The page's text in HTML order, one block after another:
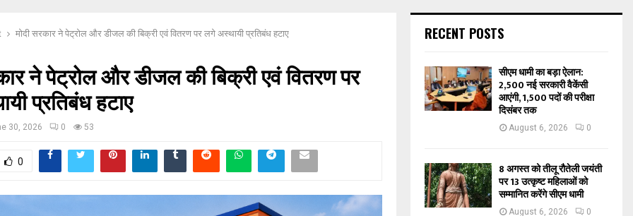
मोदी सरकार ने पेट्रोल और डीजल की बिक्री एवं वितरण पर लगे अस्थायी प्रतिबंध हटाए
ने पेट्रोल और डीजल की बिक्री एवं वितरण पर
प्रतिबंध हटाए
30, 2026 0 53
0
RECENT POSTS
सीएम धामी का बड़ा ऐलान:
2,500 नई सरकारी वैकेंसी
आएंगी, 1,500 पदों की परीक्षा
दिसंबर तक
August 6, 2026 0
8 अगस्त को तीलू रौतेली जयंती
पर 13 उत्कृष्ट महिलाओं को
सम्मानित करेंगे सीएम धामी
August 6, 2026 0